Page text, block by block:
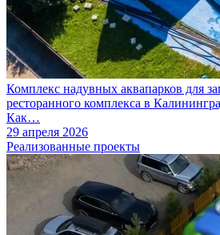
Комплекс надувных аквапарков для
ресторанного комплекса в
Как…
29 апреля 2026
Реализованные проекты